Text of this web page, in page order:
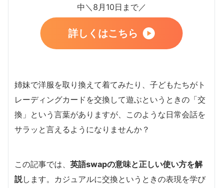
中＼8月10日まで／
詳しくはこちら
姉妹で洋服を取り換えて着てみたり、子どもたちがト
レーディングカードを交換して遊ぶというときの「交
換」という言葉がありますが、このような日常会話を
サラッと言えるようになりませんか？
この記事では、 英語swapの意味と正しい使い方を解
説します。カジュアルに交換というときの表現を学び